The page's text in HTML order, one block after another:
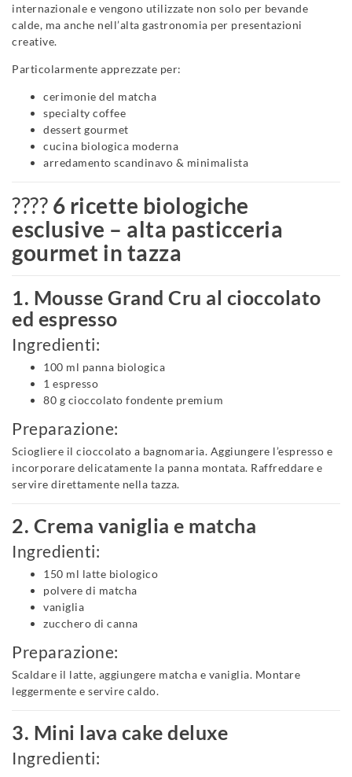
internazionale e vengono utilizzate non solo per bevande
calde, ma anche nell’alta gastronomia per presentazioni
creative.
Particolarmente apprezzate per:
cerimonie del matcha
specialty coffee
dessert gourmet
cucina biologica moderna
arredamento scandinavo & minimalista
???? 6 ricette biologiche
esclusive – alta pasticceria
gourmet in tazza
1. Mousse Grand Cru al cioccolato
ed espresso
Ingredienti:
100 ml panna biologica
1 espresso
80 g cioccolato fondente premium
Preparazione:
Sciogliere il cioccolato a bagnomaria. Aggiungere l’espresso e
incorporare delicatamente la panna montata. Raffreddare e
servire direttamente nella tazza.
2. Crema vaniglia e matcha
Ingredienti:
150 ml latte biologico
polvere di matcha
vaniglia
zucchero di canna
Preparazione:
Scaldare il latte, aggiungere matcha e vaniglia. Montare
leggermente e servire caldo.
3. Mini lava cake deluxe
Ingredienti: